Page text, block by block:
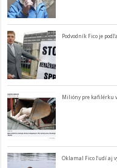
Podvodník Fico je
Milióny pre kafilérku
Oklamal Fico ľudí aj